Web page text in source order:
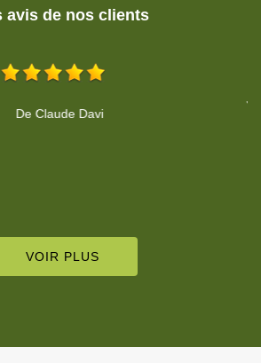
avis de nos clients
travail d'élagage effectué chez moi mercl
VOIR PLUS